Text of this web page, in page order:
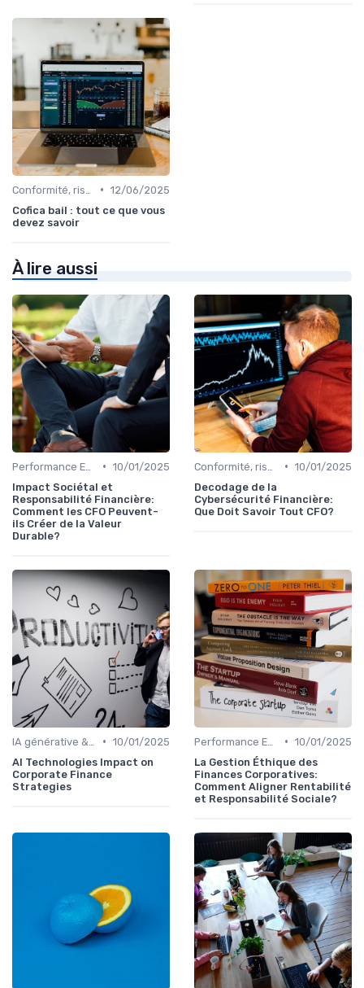
• 12/06/2025
Cofica bail : tout ce que vous
devez savoir
À lire aussi
• 10/01/2025
Impact Sociétal et
Responsabilité Financière:
Comment les CFO Peuvent-
ils Créer de la Valeur
Durable?
• 10/01/2025
Decodage de la
Cybersécurité Financière:
Que Doit Savoir Tout CFO?
• 10/01/2025
AI Technologies Impact on
Corporate Finance
Strategies
• 10/01/2025
La Gestion Éthique des
Finances Corporatives:
Comment Aligner Rentabilité
et Responsabilité Sociale?